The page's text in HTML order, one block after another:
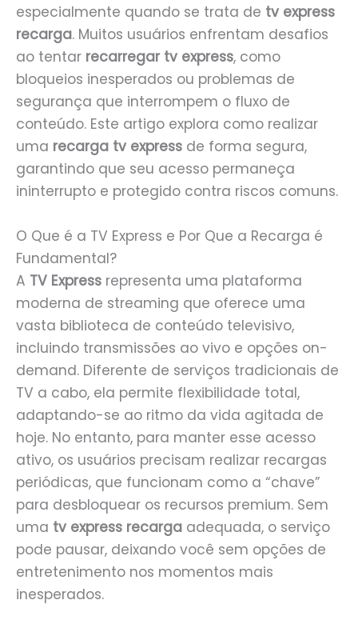
especialmente quando se trata de tv express
recarga. Muitos usuários enfrentam desafios
ao tentar recarregar tv express, como
bloqueios inesperados ou problemas de
segurança que interrompem o fluxo de
conteúdo. Este artigo explora como realizar
uma recarga tv express de forma segura,
garantindo que seu acesso permaneça
ininterrupto e protegido contra riscos comuns.
O Que é a TV Express e Por Que a Recarga é
Fundamental?
A TV Express representa uma plataforma
moderna de streaming que oferece uma
vasta biblioteca de conteúdo televisivo,
incluindo transmissões ao vivo e opções on-
demand. Diferente de serviços tradicionais de
TV a cabo, ela permite flexibilidade total,
adaptando-se ao ritmo da vida agitada de
hoje. No entanto, para manter esse acesso
ativo, os usuários precisam realizar recargas
periódicas, que funcionam como a “chave”
para desbloquear os recursos premium. Sem
uma tv express recarga adequada, o serviço
pode pausar, deixando você sem opções de
entretenimento nos momentos mais
inesperados.